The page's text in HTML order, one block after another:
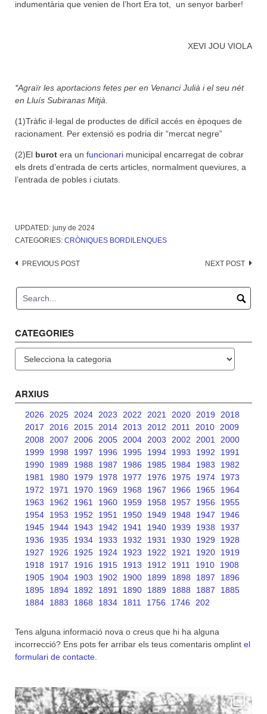
indumentària que venien de l’hort Era tot, un senyor barber!
XEVI JOU VIOLA
*Agraïr les aportacions fetes per en Venanci Julià i el seu nét
en Lluís Subiranas Mitjà.
(1)Tràfic il·legal de productes de difícil accés en èpoques de
racionament. Per extensió es podria dir “mercat negre”
(2)El burot era un funcionari municipal encarregat de cobrar
els drets d’entrada de certs articles, normalment queviures, a
l’entrada de pobles i ciutats.
UPDATED: juny de 2024
CATEGORIES: CRÒNIQUES BORDILENQUES
Post
PREVIOUS POST NEXT POST
CATEGORIES
ARXIUS
2026 2025 2024 2023 2022 2021 2020 2019
2018
2017
2016 2015 2014 2013 2012 2011 2010
2009
2008
2007 2006 2005 2004 2003 2002 2001
2000
1999
1998 1997 1996 1995 1994 1993 1992
1991
1990
1989 1988 1987 1986 1985 1984 1983
1982
1981
1980 1979 1978 1977 1976 1975 1974
1973
1972
1971 1970 1969 1968 1967 1966 1965
1964
1963
1962 1961 1960 1959 1958 1957 1956
1955
1954
1953 1952 1951 1950 1949 1948 1947
1946
1945
1944 1943 1942 1941 1940 1939 1938
1937
1936
1935 1934 1933 1932 1931 1930 1929
1928
1927
1926 1925 1924 1923 1922 1921 1920
1919
1918
1917 1916 1915 1913 1912 1911 1910
1908
1905
1904 1903 1902 1900 1899 1898 1897
1896
1895
1894 1892 1891 1890 1889 1888 1887
1885
1884
1883 1868 1834 1811 1756 1746 202
Tens alguna informació nova o creus que hi ha alguna
incorrecció? Ens pots fer arribar els teus comentaris omplint el
formulari de contacte